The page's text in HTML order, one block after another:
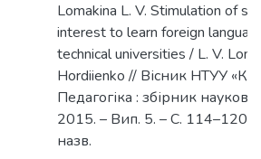
Lomakina L. V. Stimulation of
interest to learn foreign
technical universities / L. V.
Hordiienko // Вісник НТУУ
Педагогіка : збірник
2015. – Вип. 5. – С. 114–120. –
назв.